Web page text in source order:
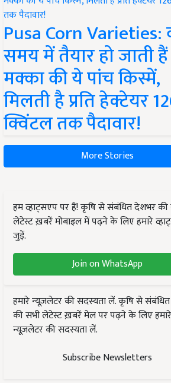
Pusa Corn
समय में तैयार हो जाती हैं
मक्का की ये पांच किस्में,
मिलती है प्रति हेक्टेयर
क्विंटल तक पैदावार!
More Stories
हम व्हाट्सएप पर हैं! कृषि से संबंधित देशभर की
लेटेस्ट ख़बरें मोबाइल में पढ़ने के लिए हमारे
जुड़ें.
Join on WhatsApp
हमारे न्यूज़लेटर की सदस्यता लें. कृषि से
की सभी लेटेस्ट ख़बरें मेल पर पढ़ने के लिए हमारे
न्यूज़लेटर की सदस्यता लें.
Subscribe Newsletters